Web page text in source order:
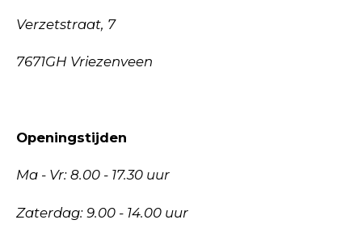
Verzetstraat, 7
7671GH Vriezenveen
Openingstijden
Ma - Vr: 8.00 - 17.30 uur
Zaterdag: 9.00 - 14.00 uur